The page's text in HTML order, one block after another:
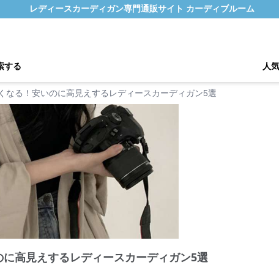
レディースカーディガン専門通販サイト カーディブルーム
する 人
なる！安いのに高見えするレディースカーディガン5選
高見えするレディースカーディガン5選